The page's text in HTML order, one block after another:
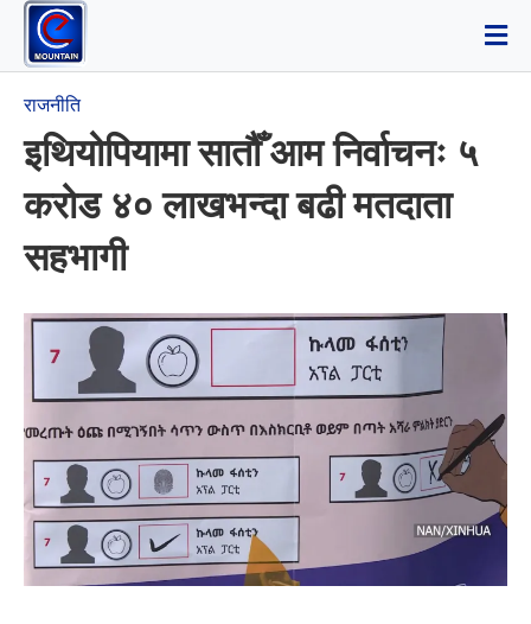
राजनीति
इथियोपियामा सातौँ आम निर्वाचनः ५
करोड ४० लाखभन्दा बढी मतदाता
सहभागी